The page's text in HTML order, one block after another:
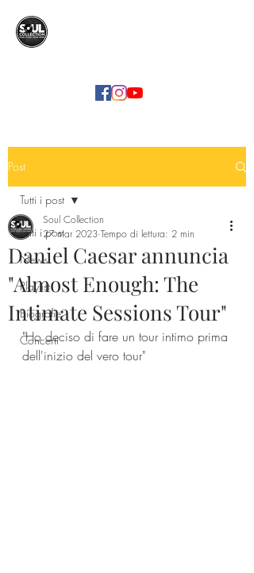
Post
Tutti i post
News
Playlist
Biografie
Concerti
Tutti i post
Daniel Caesar annuncia
"Almost Enough: The
Intimate Sessions Tour"
Soul Collection
27 mar 2023 Tempo di lettura: 2 min
"Ho deciso di fare un tour intimo prima
dell'inizio del vero tour"